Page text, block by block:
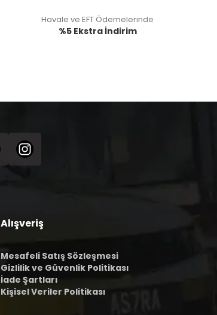
Havale ve EFT Ödemelerinde
%5 Ekstra İndirim
Alışveriş
Mesafeli Satış Sözleşmesi
Gizlilik ve Güvenlik Politikası
İade Şartları
Kişisel Veriler Politikası